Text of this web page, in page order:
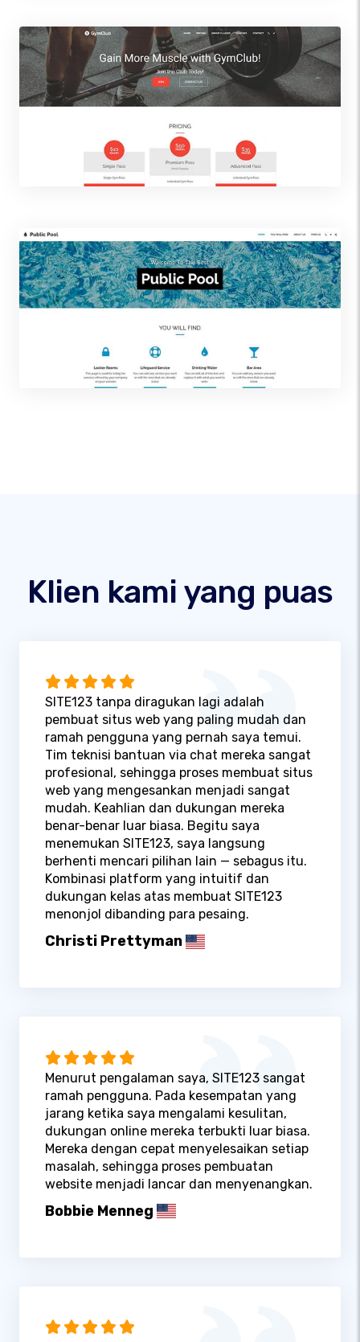
Klien kami yang puas
SITE123 tanpa diragukan lagi adalah
pembuat situs web yang paling mudah dan
ramah pengguna yang pernah saya temui.
Tim teknisi bantuan via chat mereka sangat
profesional, sehingga proses membuat situs
web yang mengesankan menjadi sangat
mudah. Keahlian dan dukungan mereka
benar-benar luar biasa. Begitu saya
menemukan SITE123, saya langsung
berhenti mencari pilihan lain — sebagus itu.
Kombinasi platform yang intuitif dan
dukungan kelas atas membuat SITE123
menonjol dibanding para pesaing.
Christi Prettyman
Menurut pengalaman saya, SITE123 sangat
ramah pengguna. Pada kesempatan yang
jarang ketika saya mengalami kesulitan,
dukungan online mereka terbukti luar biasa.
Mereka dengan cepat menyelesaikan setiap
masalah, sehingga proses pembuatan
website menjadi lancar dan menyenangkan.
Bobbie Menneg